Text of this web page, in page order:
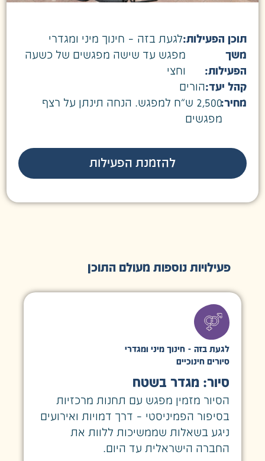
תוכן הפעילות:לגעת בזה – חינוך מיני ומגדרי
משך
הפעילות:
מפגש עד שישה מפגשים של כשעה
וחצי
קהל יעד:הורים
מחיר:
2,500 ש”ח למפגש. הנחה תינתן על רצף
מפגשים
להזמנת הפעילות
פעילויות נוספות מעולם התוכן
לגעת בזה - חינוך מיני ומגדרי
סיורים חינוכיים
סיור: מגדר בשטח
הסיור מזמין מפגש עם תחנות מרכזיות
בסיפור הפמיניסטי – דרך דמויות ואירועים
ניגע בשאלות שממשיכות ללוות את
החברה הישראלית עד היום.